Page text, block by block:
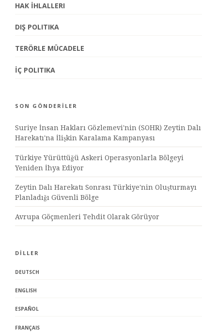
HAK İHLALLERI
DIŞ POLITIKA
TERÖRLE MÜCADELE
İÇ POLITIKA
SON GÖNDERİLER
Suriye İnsan Hakları Gözlemevi'nin (SOHR) Zeytin Dalı
Harekatı'na İlişkin Karalama Kampanyası
Türkiye Yürüttüğü Askeri Operasyonlarla Bölgeyi
Yeniden İhya Ediyor
Zeytin Dalı Harekatı Sonrası Türkiye'nin Oluşturmayı
Planladığı Güvenli Bölge
Avrupa Göçmenleri Tehdit Olarak Görüyor
DİLLER
DEUTSCH
ENGLISH
ESPAÑOL
FRANÇAIS